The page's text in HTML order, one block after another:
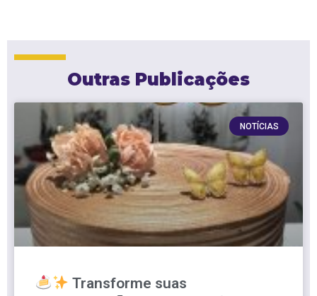
Outras Publicações
NOTÍCIAS
Transforme suas